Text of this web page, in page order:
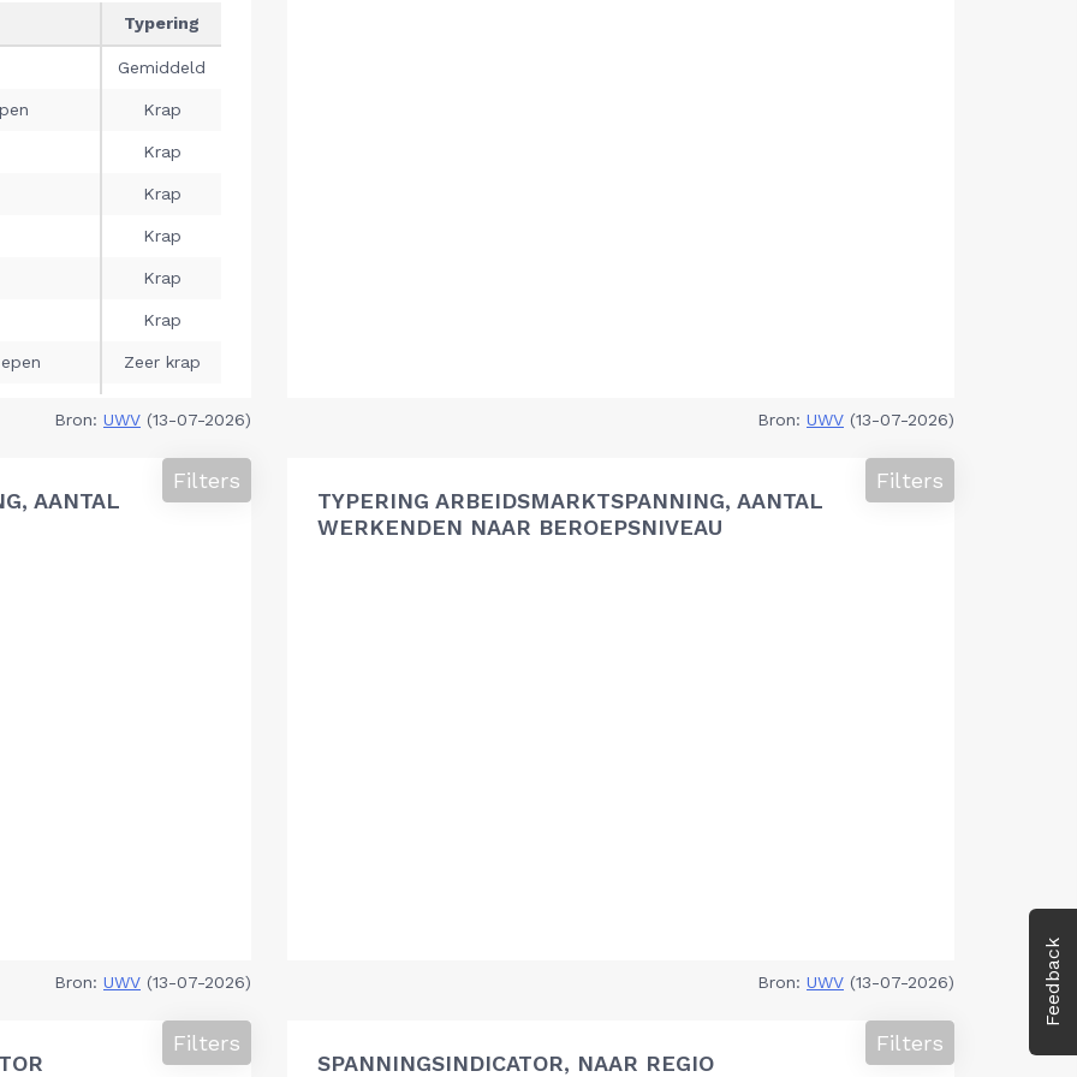
Feedback
Bron: UWV (13-07-2026) Bron: UWV (13-07-2026)
AANTAL
Filters
Bron: UWV (13-07-2026)
TYPERING ARBEIDSMARKTSPANNING, AANTAL
WERKENDEN NAAR BEROEPSNIVEAU
Filters
Bron: UWV (13-07-2026)
Filters
SPANNINGSINDICATOR, NAAR REGIO
Filters